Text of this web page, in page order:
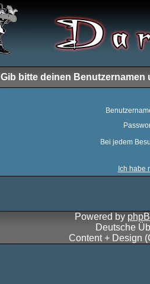
Gib bitte deinen
Bei jedem
Ich habe
Powered by
Deutsche
Content + Design